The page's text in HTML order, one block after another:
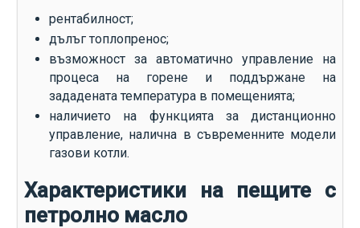
рентабилност;
дълъг топлопренос;
възможност за автоматично управление на
процеса на горене и поддържане на
зададената температура в помещенията;
наличието на функцията за дистанционно
управление, налична в съвременните модели
газови котли.
Характеристики на пещите с
петролно масло